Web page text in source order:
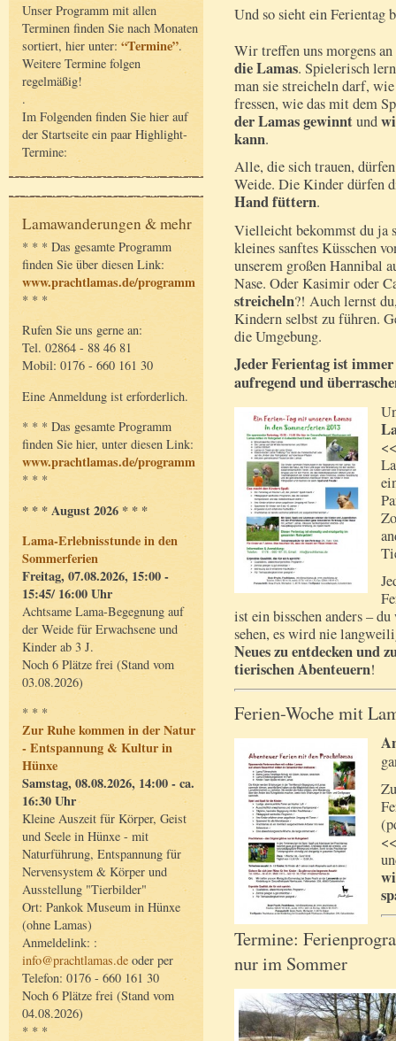
Unser Programm mit allen
Terminen finden Sie nach Monaten
sortiert, hier unter: “Termine”.
Weitere Termine folgen
regelmäßig!
.
Im Folgenden finden Sie hier auf
der Startseite ein paar Highlight-
Termine:
Lamawanderungen & mehr
* * * Das gesamte Programm
finden Sie über diesen Link:
www.prachtlamas.de/programm
* * *
Rufen Sie uns gerne an:
Tel. 02864 - 88 46 81
Mobil: 0176 - 660 161 30
Eine Anmeldung ist erforderlich.
* * * Das gesamte Programm
finden Sie hier, unter diesen Link:
www.prachtlamas.de/programm
* * *
* * * August 2026 * * *
Lama-Erlebnisstunde in den
Sommerferien
Freitag, 07.08.2026, 15:00 -
15:45/ 16:00 Uhr
Achtsame Lama-Begegnung auf
der Weide für Erwachsene und
Kinder ab 3 J.
Noch 6 Plätze frei (Stand vom
03.08.2026)
* * *
Zur Ruhe kommen in der Natur
- Entspannung & Kultur in
Hünxe
Samstag, 08.08.2026, 14:00 - ca.
16:30 Uhr
Kleine Auszeit für Körper, Geist
und Seele in Hünxe - mit
Naturführung, Entspannung für
Nervensystem & Körper und
Ausstellung "Tierbilder"
Ort: Pankok Museum in Hünxe
(ohne Lamas)
Anmeldelink: :
info@prachtlamas.de oder per
Telefon: 0176 - 660 161 30
Noch 6 Plätze frei (Stand vom
04.08.2026)
* * *
Und so sieht ein Ferientag
Wir treffen uns morgens
die Lamas. Spielerisch
man sie streicheln darf,
fressen, wie das mit dem
der Lamas gewinntund
kann.
Alle, die sich trauen,
Weide. Die Kinder dürfen
Hand füttern.
Vielleicht bekommst du ja
kleines sanftes Küsschen
unserem großen Hannibal
Nase. Oder Kasimir oder
streicheln?! Auch lernst
Kindern selbst zu führen.
die Umgebung.
Jeder Ferientag ist
aufregend und
ist ein bisschen anders –
sehen, es wird nie
Neues zu entdecken und
tierischen Abenteuern!
Ferien-Woche mit
Termine:
nur im Sommer